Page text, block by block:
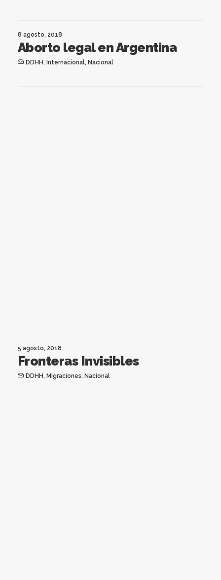
8 agosto, 2018
Aborto legal en Argentina
DDHH, Internacional, Nacional
5 agosto, 2018
Fronteras Invisibles
DDHH, Migraciones, Nacional